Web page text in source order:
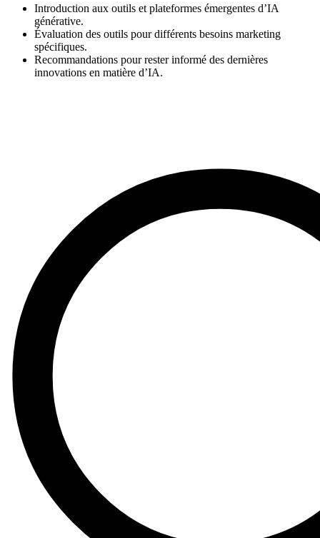
Introduction aux outils et plateformes émergentes d’IA
générative.
Évaluation des outils pour différents besoins marketing
spécifiques.
Recommandations pour rester informé des dernières
innovations en matière d’IA.